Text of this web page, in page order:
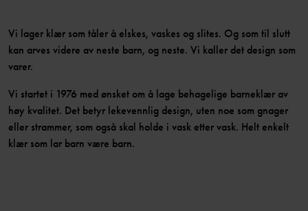
Vi lager klær som tåler å elskes, vaskes og slites. Og som til slutt
kan arves videre av neste barn, og neste. Vi kaller det design som
varer.
Vi startet i 1976 med ønsket om å lage behagelige barneklær av
høy kvalitet. Det betyr lekevennlig design, uten noe som gnager
eller strammer, som også skal holde i vask etter vask. Helt enkelt
klær som lar barn være barn.